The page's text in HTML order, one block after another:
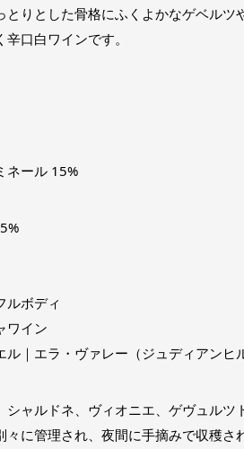
とりとした骨格にふくよかなゲベル
口白ワインです。
ネール 15%
ボディ
ワイン
｜エラ・ヴァレー（ジュディアンヒ
シャルドネ、ヴィオニエ、ゲヴュルツ
に管理され、夜間に手摘みで収穫さ